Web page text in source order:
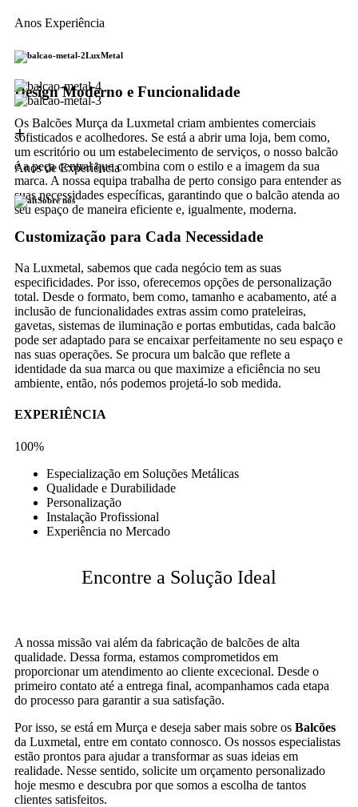
Anos Experiência
LuxMetal
Design Moderno e Funcionalidade
Os Balcões Murça da Luxmetal criam ambientes comerciais
sofisticados e acolhedores. Se está a abrir uma loja, bem como,
um escritório ou um estabelecimento de serviços, o nosso balcão
é a peça central que combina com o estilo e a imagem da sua
marca. A nossa equipa trabalha de perto consigo para entender as
suas necessidades específicas, garantindo que o balcão atenda ao
seu espaço de maneira eficiente e, igualmente, moderna.
+
Anos de Experiência
Sobre nós
Customização para Cada Necessidade
Na Luxmetal, sabemos que cada negócio tem as suas
especificidades. Por isso, oferecemos opções de personalização
total. Desde o formato, bem como, tamanho e acabamento, até a
inclusão de funcionalidades extras assim como prateleiras,
gavetas, sistemas de iluminação e portas embutidas, cada balcão
pode ser adaptado para se encaixar perfeitamente no seu espaço e
nas suas operações. Se procura um balcão que reflete a
identidade da sua marca ou que maximize a eficiência no seu
ambiente, então, nós podemos projetá-lo sob medida.
EXPERIÊNCIA
100%
Especialização em Soluções Metálicas
Qualidade e Durabilidade
Personalização
Instalação Profissional
Experiência no Mercado
Encontre a Solução Ideal
A nossa missão vai além da fabricação de balcões de alta
qualidade. Dessa forma, estamos comprometidos em
proporcionar um atendimento ao cliente excecional. Desde o
primeiro contato até a entrega final, acompanhamos cada etapa
do processo para garantir a sua satisfação.
Por isso, se está em Murça e deseja saber mais sobre os Balcões
da Luxmetal, entre em contato connosco. Os nossos especialistas
estão prontos para ajudar a transformar as suas ideias em
realidade. Nesse sentido, solicite um orçamento personalizado
hoje mesmo e descubra por que somos a escolha de tantos
clientes satisfeitos.